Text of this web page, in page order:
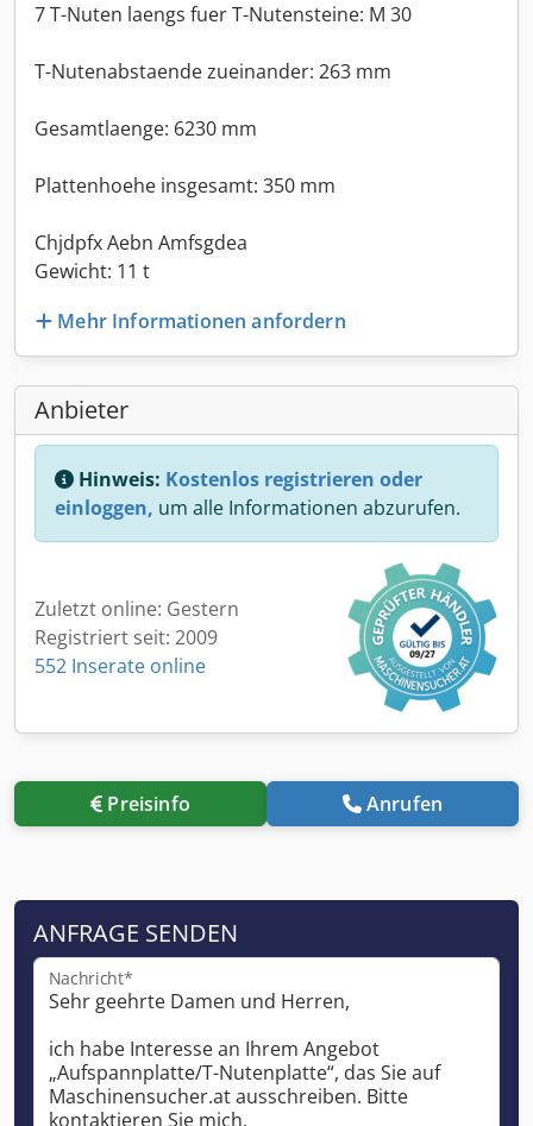
7 T-Nuten laengs fuer T-Nutensteine: M 30
T-Nutenabstaende zueinander: 263 mm
Gesamtlaenge: 6230 mm
Plattenhoehe insgesamt: 350 mm
Chjdpfx Aebn Amfsgdea
Gewicht: 11 t
Mehr Informationen anfordern
Anbieter
Hinweis: Kostenlos registrieren oder
einloggen, um alle Informationen abzurufen.
Zuletzt online: Gestern
Registriert seit: 2009
552 Inserate online
Preisinfo Anrufen
ANFRAGE SENDEN
Nachricht*